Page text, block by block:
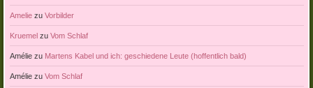
Ameliezu Vorbilder
Kruemelzu Vom Schlaf
Améliezu Martens Kabel und ich: geschiedene Leute (hoffentlich bald)
Améliezu Vom Schlaf